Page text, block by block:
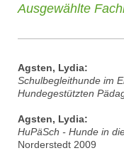
Ausgewählte
Agsten, Lydia:
Schulbegleithunde im
Hundegestützten
Agsten, Lydia:
HuPäSch - Hunde in
Norderstedt 2009